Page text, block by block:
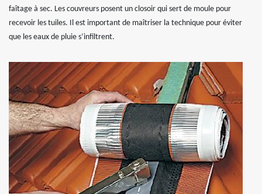
faîtage à sec. Les couvreurs posent un closoir qui sert de moule pour
recevoir les tuiles. Il est important de maîtriser la technique pour éviter
que les eaux de pluie s’infiltrent.